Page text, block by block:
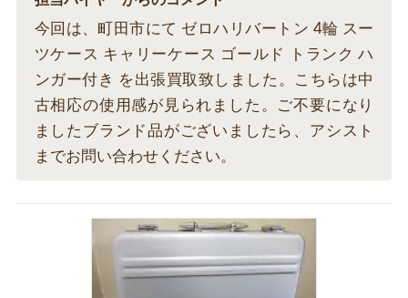
今回は、町田市にて ゼロハリバートン 4輪 スー
ツケース キャリーケース ゴールド トランク ハ
ンガー付き を出張買取致しました。こちらは中
古相応の使用感が見られました。ご不要になり
ましたブランド品がございましたら、アシスト
までお問い合わせください。